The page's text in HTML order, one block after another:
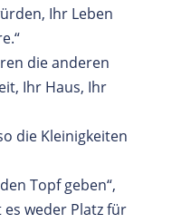
Ihr Leben
die anderen
Ihr Haus, Ihr
die Kleinigkeiten
Topf geben“,
weder Platz für